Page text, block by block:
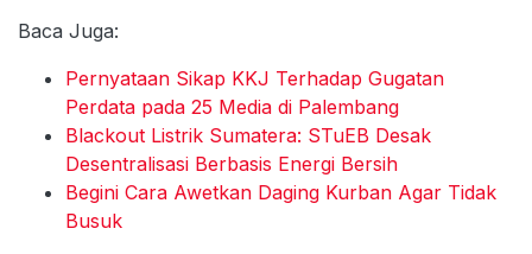
Baca Juga:
Pernyataan Sikap KKJ Terhadap Gugatan
Perdata pada 25 Media di Palembang
Blackout Listrik Sumatera: STuEB Desak
Desentralisasi Berbasis Energi Bersih
Begini Cara Awetkan Daging Kurban Agar Tidak
Busuk